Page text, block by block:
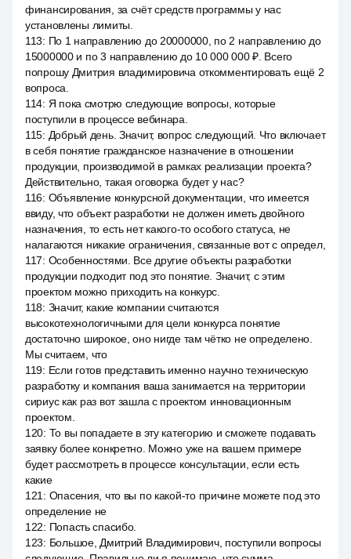
финансирования, за счёт средств программы у нас
установлены лимиты.
113: По 1 направлению до 20000000, по 2 направлению до
15000000 и по 3 направлению до 10 000 000 ₽. Всего
попрошу Дмитрия владимировича откомментировать ещё 2
вопроса.
114: Я пока смотрю следующие вопросы, которые
поступили в процессе вебинара.
115: Добрый день. Значит, вопрос следующий. Что включает
в себя понятие гражданское назначение в отношении
продукции, производимой в рамках реализации проекта?
Действительно, такая оговорка будет у нас?
116: Объявление конкурсной документации, что имеется
ввиду, что объект разработки не должен иметь двойного
назначения, то есть нет какого-то особого статуса, не
налагаются никакие ограничения, связанные вот с определ,
117: Особенностями. Все другие объекты разработки
продукции подходит под это понятие. Значит, с этим
проектом можно приходить на конкурс.
118: Значит, какие компании считаются
высокотехнологичными для цели конкурса понятие
достаточно широкое, оно нигде там чётко не определено.
Мы считаем, что
119: Если готов представить именно научно техническую
разработку и компания ваша занимается на территории
сириус как раз вот зашла с проектом инновационным
проектом.
120: То вы попадаете в эту категорию и сможете подавать
заявку более конкретно. Можно уже на вашем примере
будет рассмотреть в процессе консультации, если есть
какие
121 : Опасения, что вы по какой-то причине можете под это
определение не
122: Попасть спасибо.
123: Большое, Дмитрий Владимирович, поступили вопросы